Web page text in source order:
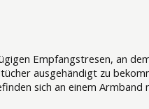
Empfangstresen, an
ausgehändigt zu
sich an einem